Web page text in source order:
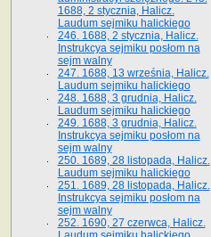
1688, 2 stycznia, Halicz.
Laudum sejmiku halickiego
246. 1688, 2 stycznia, Halicz.
Instrukcya sejmiku posłom na
sejm walny
247. 1688, 13 września, Halicz.
Laudum sejmiku halickiego
248. 1688, 3 grudnia, Halicz.
Laudum sejmiku halickiego
249. 1688, 3 grudnia, Halicz.
Instrukcya sejmiku posłom na
sejm walny
250. 1689, 28 listopada, Halicz.
Laudum sejmiku halickiego
251. 1689, 28 listopada, Halicz.
Instrukcya sejmiku posłom na
sejm walny
252. 1690, 27 czerwca, Halicz.